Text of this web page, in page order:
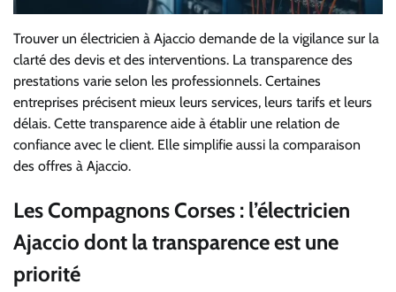
Trouver un électricien à Ajaccio demande de la vigilance sur la
clarté des devis et des interventions. La transparence des
prestations varie selon les professionnels. Certaines
entreprises précisent mieux leurs services, leurs tarifs et leurs
délais. Cette transparence aide à établir une relation de
confiance avec le client. Elle simplifie aussi la comparaison
des offres à Ajaccio.
Les Compagnons Corses : l’électricien
Ajaccio dont la transparence est une
priorité